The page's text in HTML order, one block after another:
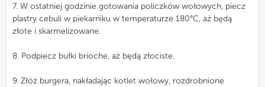
7. W ostatniej godzinie gotowania policzków wołowych, piecz
plastry cebuli w piekarniku w temperaturze 180°C, aż będą
złote i skarmelizowane.
8. Podpiecz bułki brioche, aż będą złociste.
9. Złóż burgera, nakładając kotlet wołowy, rozdrobnione